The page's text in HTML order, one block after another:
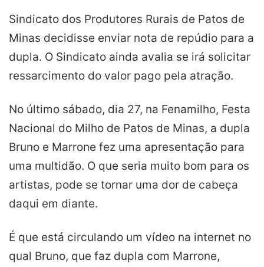
Sindicato dos Produtores Rurais de Patos de
Minas decidisse enviar nota de repúdio para a
dupla. O Sindicato ainda avalia se irá solicitar
ressarcimento do valor pago pela atração.
No último sábado, dia 27, na Fenamilho, Festa
Nacional do Milho de Patos de Minas, a dupla
Bruno e Marrone fez uma apresentação para
uma multidão. O que seria muito bom para os
artistas, pode se tornar uma dor de cabeça
daqui em diante.
É que está circulando um vídeo na internet no
qual Bruno, que faz dupla com Marrone,